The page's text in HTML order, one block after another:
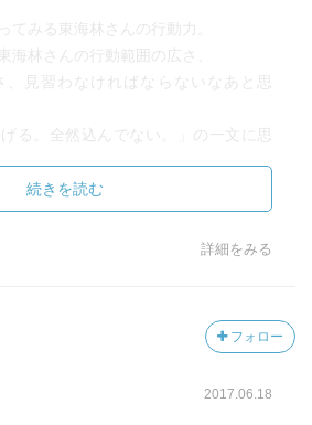
てみる東海林さんの行動力。
海林さんの行動範囲の広さ、
、見習わなければならないなあと思
る。全然込んでない。」の一文に思
のトーストって、幸せに満ちている
！激しく同意したい！！
語ですか？）
き！！私はバタートーストを少し楽
続きを読む
詳細をみる
フォロー
2017.06.18